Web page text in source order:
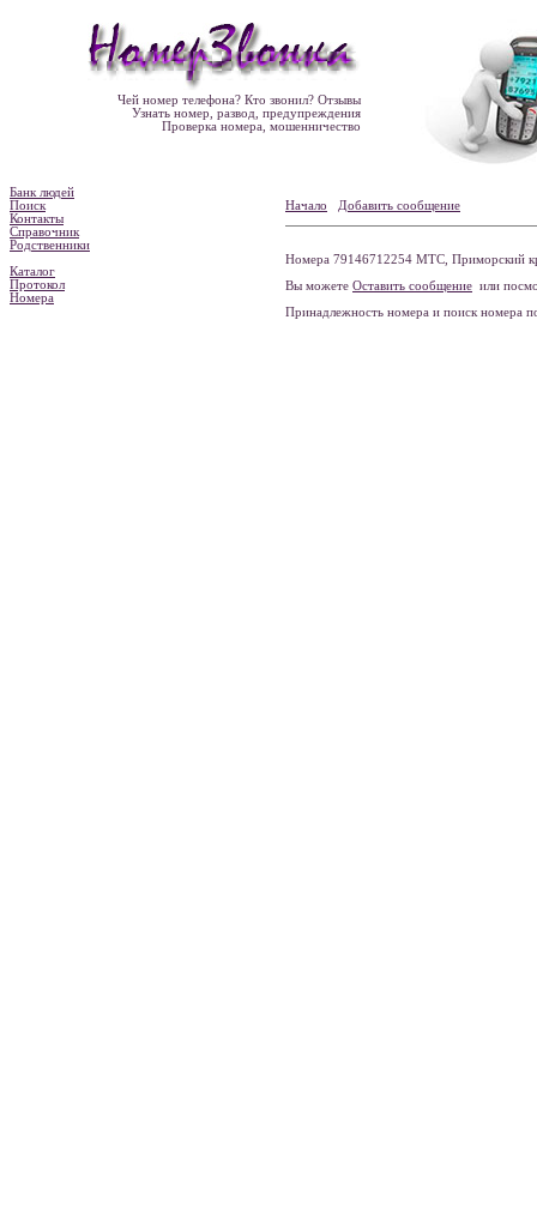
Чей номер телефона? Кто звонил? Отзывы
Узнать номер, развод, предупреждения
Проверка номера, мошенничество
Банк людей
Поиск
Контакты
Справочник
Родственники
Каталог
Протокол
Номера
Начало Добавить сообщение
Номера 79146712254 МТС, Приморский
Вы можете Оставить сообщение или
Принадлежность номера и поиск номера